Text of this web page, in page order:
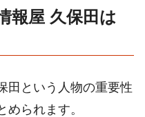
報屋 久保田は
田という人物の重要性
られます。